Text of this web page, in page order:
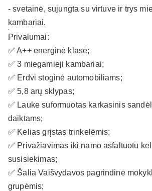
- svetainė, sujungta su virtuve ir trys
kambariai.
Privalumai:
✅ A++ energinė klasė;
✅ 3 miegamieji kambariai;
✅ Erdvi stoginė automobiliams;
✅ 5,8 arų sklypas;
✅ Lauke suformuotas karkasinis
daiktams;
✅ Kelias grįstas trinkelėmis;
✅ Privažiavimas iki namo asfaltuotu
susisiekimas;
✅ Šalia Vaišvydavos pagrindinė
grupėmis;